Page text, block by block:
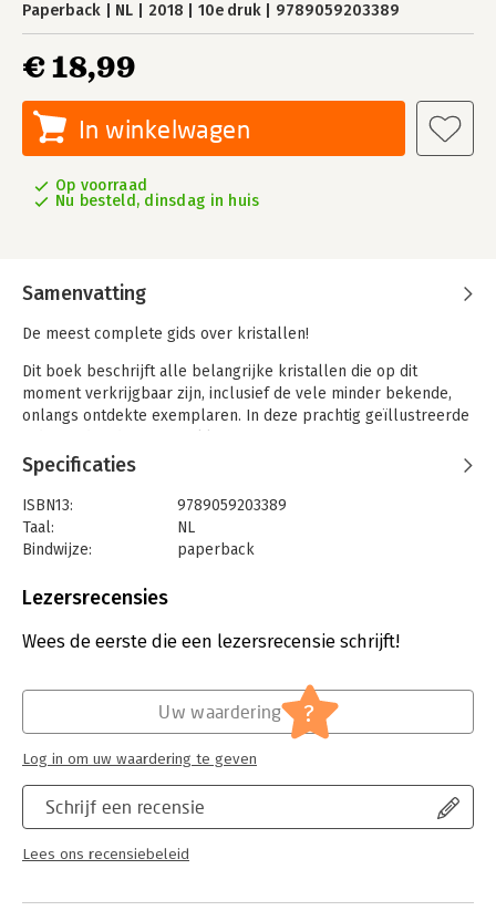
Paperback NL 2018 10e druk 9789059203389
€ 18,99
In winkelwagen
Op voorraad
Nu besteld, dinsdag in huis
Samenvatting
De meest complete gids over kristallen!
Dit boek beschrijft alle belangrijke kristallen die op dit
moment verkrijgbaar zijn, inclusief de vele minder bekende,
onlangs ontdekte exemplaren. In deze prachtig geïllustreerde
dan 200 kristallen beschreven.
In het gedeelte met beschrijvingen kunt u een bekend kristal
meteen vinden of een onbekend kristal gemakkelijk
identificeren. De beschrijvingen omvatten de praktische en
esoterische kenmerken van elk kristal, inclusief de spirituele,
geestelijke, psychische, emotionele en fysieke eigenschappen;
tevens wordt het gebruik bij kristalgenezing vermeld.
Al met al is dit een onmisbaar naslagwerk voor alle
kennis van kristallen bevat, gebaseerd op de ervaring die de
auteur in ruim dertig jaar heeft opgebouwd.
Specificaties
ISBN13:
9789059203389
Taal:
NL
Bindwijze:
paperback
Uitgever:
Verschijningsdatum:
19-1-2018
Lezersrecensies
Wees de eerste die een lezersrecensie schrijft!
Schrijf een recensie
Lees ons recensiebeleid
Uw waardering ?
Log in om uw waardering te geven